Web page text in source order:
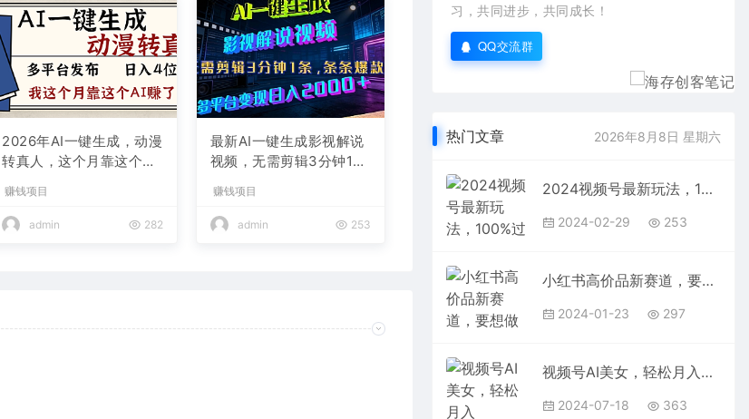
2026年AI一键生成，动漫
转真人，这个月靠这个AI
赚钱项目
admin 282
最新AI一键生成影视解说
视频，无需剪辑3分钟1
现日入2000+
赚钱项目
admin 253
习，共同进步，共同成长！
QQ交流群
热门文章 2026年8月8日 星期六
2024视频号最新玩法，100%过原创，搬用机器人视频掘金，月入10000+
2024-02-29 253
小红书高价品新赛道，要想做高利润的品，一定要学会找差异化【某付费文章】
2024-01-23 297
视频号AI美女，轻松月入30000+,操作简单轻松上手
2024-07-18 363